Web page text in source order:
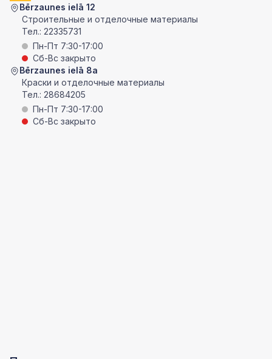
Bērzaunes ielā 12
Строительные и отделочные материалы
Тел.: 22335731
Пн-Пт 7:30-17:00
Сб-Вс закрыто
Bērzaunes ielā 8a
Краски и отделочные материалы
Тел.: 28684205
Пн-Пт 7:30-17:00
Сб-Вс закрыто